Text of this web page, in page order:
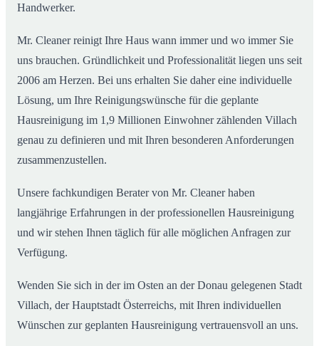
Handwerker.
Mr. Cleaner reinigt Ihre Haus wann immer und wo immer Sie
uns brauchen. Gründlichkeit und Professionalität liegen uns seit
2006 am Herzen. Bei uns erhalten Sie daher eine individuelle
Lösung, um Ihre Reinigungswünsche für die geplante
Hausreinigung im 1,9 Millionen Einwohner zählenden Villach
genau zu definieren und mit Ihren besonderen Anforderungen
zusammenzustellen.
Unsere fachkundigen Berater von Mr. Cleaner haben
langjährige Erfahrungen in der professionellen Hausreinigung
und wir stehen Ihnen täglich für alle möglichen Anfragen zur
Verfügung.
Wenden Sie sich in der im Osten an der Donau gelegenen Stadt
Villach, der Hauptstadt Österreichs, mit Ihren individuellen
Wünschen zur geplanten Hausreinigung vertrauensvoll an uns.